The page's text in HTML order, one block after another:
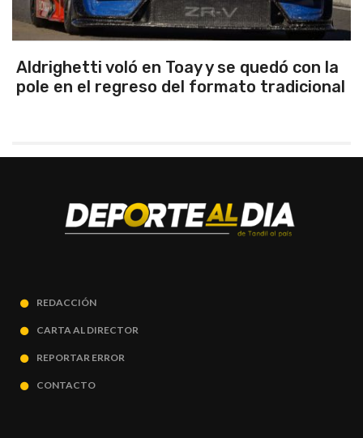
Aldrighetti voló en Toay y se quedó con la
pole en el regreso del formato tradicional
REDACCIÓN
CARTA AL DIRECTOR
REPORTAR ERROR
CONTACTO